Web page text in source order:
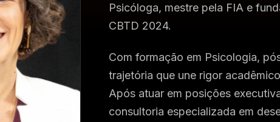
Psicóloga, mestre pela FIA e
CBTD 2024.
Com formação em Psicologia,
trajetória que une rigor
Após atuar em posições
consultoria especializada em